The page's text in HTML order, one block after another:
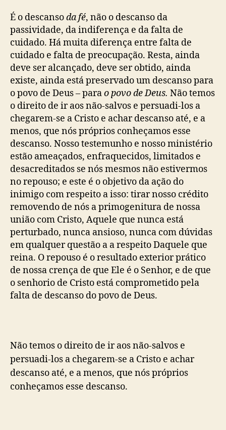
É o descansoda fé, não o descanso da
passividade, da indiferença e da falta de
cuidado. Há muita diferença entre falta de
cuidado e falta de preocupação. Resta, ainda
deve ser alcançado, deve ser obtido, ainda
existe, ainda está preservado um descanso para
o povo de Deus – parao povo de Deus. Não temos
o direito de ir aos não-salvos e persuadi-los a
chegarem-se a Cristo e achar descanso até, e a
menos, que nós próprios conheçamos esse
descanso. Nosso testemunho e nosso ministério
estão ameaçados, enfraquecidos, limitados e
desacreditados se nós mesmos não estivermos
no repouso; e este é o objetivo da ação do
inimigo com respeito a isso: tirar nosso crédito
removendo de nós a primogenitura de nossa
união com Cristo, Aquele que nunca está
perturbado, nunca ansioso, nunca com dúvidas
em qualquer questão a a respeito Daquele que
reina. O repouso é o resultado exterior prático
de nossa crença de que Ele é o Senhor, e de que
o senhorio de Cristo está comprometido pela
falta de descanso do povo de Deus.
Não temos o direito de ir aos não-salvos e
persuadi-los a chegarem-se a Cristo e achar
descanso até, e a menos, que nós próprios
conheçamos esse descanso.